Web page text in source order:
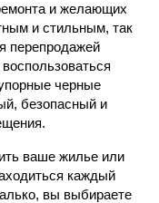
и желающих
и стильным, так
перепродажей
черные
безопасный и
ваше жилье или
каждый
вы выбираете